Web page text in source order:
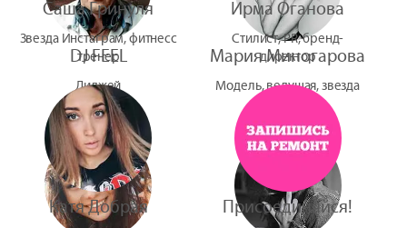
DJ FEEL
Диджей
Мария Миногарова
Модель, ведущая, звезда
Саша Гринуля
Звезда Инстаграм, фитнесс
тренер
Ирма Оганова
Стилист, PR, бренд-
директор
Катя Добрая Присоединяйся!